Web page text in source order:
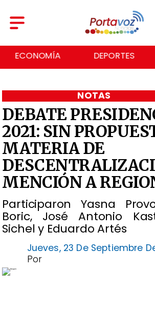
ECONOMÍA DEPORTES
DEBATE
2021: SIN
MATERIA DE
MENCIÓN A
Participaron Yasna
Boric, José Antonio
Sichel y Eduardo Artés
NOTAS
Jueves, 23 De Septiembre
Por